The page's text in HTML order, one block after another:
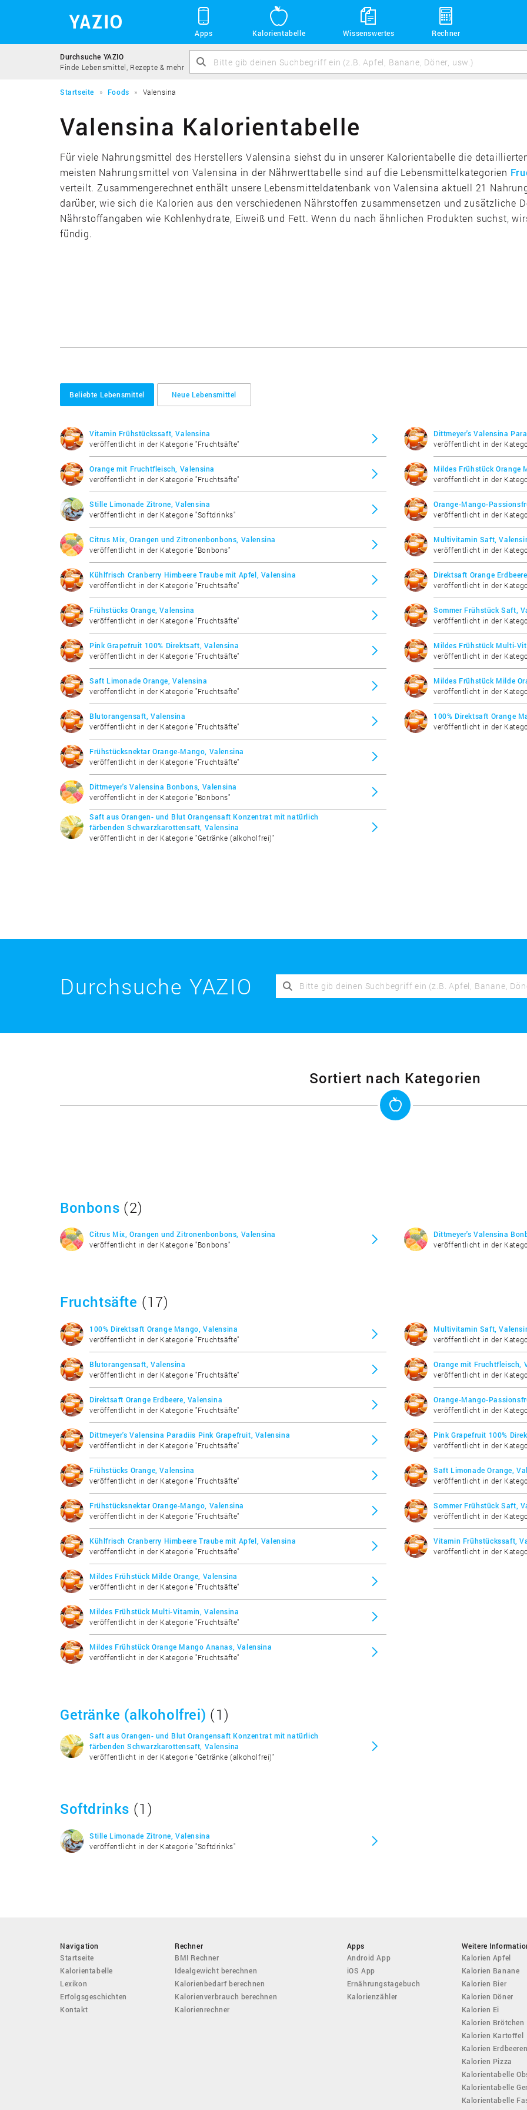
Apps Kalorientabelle Wissenswertes Rechner
Durchsuche YAZIO
Finde Lebensmittel, Rezepte & mehr
Startseite Foods Valensina
Valensina Kalorientabelle
Für viele Nahrungsmittel des Herstellers Valensina siehst du in unserer Kalorientabelle die
meisten Nahrungsmittel von Valensina in der Nährwerttabelle sind auf die Lebensmittelkategorien
verteilt. Zusammengerechnet enthält unsere Lebensmitteldatenbank von Valensina aktuell 21
darüber, wie sich die Kalorien aus den verschiedenen Nährstoffen zusammensetzen und zusätzliche
Nährstoffangaben wie Kohlenhydrate, Eiweiß und Fett. Wenn du nach ähnlichen Produkten suchst,
fündig.
Beliebte Lebensmittel Neue Lebensmittel
Vitamin Frühstückssaft, Valensina
veröffentlicht in der Kategorie "Fruchtsäfte"
Orange mit Fruchtfleisch, Valensina
veröffentlicht in der Kategorie "Fruchtsäfte"
Stille Limonade Zitrone, Valensina
veröffentlicht in der Kategorie "Softdrinks"
Citrus Mix, Orangen und Zitronenbonbons, Valensina
veröffentlicht in der Kategorie "Bonbons"
Kühlfrisch Cranberry Himbeere Traube mit Apfel, Valensina
veröffentlicht in der Kategorie "Fruchtsäfte"
Frühstücks Orange, Valensina
veröffentlicht in der Kategorie "Fruchtsäfte"
Pink Grapefruit 100% Direktsaft, Valensina
veröffentlicht in der Kategorie "Fruchtsäfte"
Saft Limonade Orange, Valensina
veröffentlicht in der Kategorie "Fruchtsäfte"
Blutorangensaft, Valensina
veröffentlicht in der Kategorie "Fruchtsäfte"
Frühstücksnektar Orange-Mango, Valensina
veröffentlicht in der Kategorie "Fruchtsäfte"
Dittmeyer's Valensina Bonbons, Valensina
veröffentlicht in der Kategorie "Bonbons"
Saft aus Orangen- und Blut Orangensaft Konzentrat mit natürlich
färbenden Schwarzkarottensaft, Valensina
veröffentlicht in der Kategorie "Getränke (alkoholfrei)"
Dittmeyer's Valensina
veröffentlicht in der
Mildes Frühstück Orange
veröffentlicht in der
Orange-Mango-
veröffentlicht in der
Multivitamin Saft,
veröffentlicht in der
Direktsaft Orange
veröffentlicht in der
Sommer Frühstück Saft,
veröffentlicht in der
Mildes Frühstück Multi-
veröffentlicht in der
Mildes Frühstück Milde
veröffentlicht in der
100% Direktsaft Orange
veröffentlicht in der
Durchsuche YAZIO
Sortiert nach Kategorien
Bonbons (2)
Citrus Mix, Orangen und Zitronenbonbons, Valensina
veröffentlicht in der Kategorie "Bonbons"
Dittmeyer's Valensina
veröffentlicht in der
Fruchtsäfte (17)
100% Direktsaft Orange Mango, Valensina
veröffentlicht in der Kategorie "Fruchtsäfte"
Blutorangensaft, Valensina
veröffentlicht in der Kategorie "Fruchtsäfte"
Direktsaft Orange Erdbeere, Valensina
veröffentlicht in der Kategorie "Fruchtsäfte"
Dittmeyer's Valensina Paradiis Pink Grapefruit, Valensina
veröffentlicht in der Kategorie "Fruchtsäfte"
Frühstücks Orange, Valensina
veröffentlicht in der Kategorie "Fruchtsäfte"
Frühstücksnektar Orange-Mango, Valensina
veröffentlicht in der Kategorie "Fruchtsäfte"
Kühlfrisch Cranberry Himbeere Traube mit Apfel, Valensina
veröffentlicht in der Kategorie "Fruchtsäfte"
Mildes Frühstück Milde Orange, Valensina
veröffentlicht in der Kategorie "Fruchtsäfte"
Mildes Frühstück Multi-Vitamin, Valensina
veröffentlicht in der Kategorie "Fruchtsäfte"
Mildes Frühstück Orange Mango Ananas, Valensina
veröffentlicht in der Kategorie "Fruchtsäfte"
Multivitamin Saft,
veröffentlicht in der
Orange mit Fruchtfleisch,
veröffentlicht in der
Orange-Mango-
veröffentlicht in der
Pink Grapefruit 100%
veröffentlicht in der
Saft Limonade Orange,
veröffentlicht in der
Sommer Frühstück Saft,
veröffentlicht in der
Vitamin Frühstückssaft,
veröffentlicht in der
Getränke (alkoholfrei) (1)
Saft aus Orangen- und Blut Orangensaft Konzentrat mit natürlich
färbenden Schwarzkarottensaft, Valensina
veröffentlicht in der Kategorie "Getränke (alkoholfrei)"
Softdrinks (1)
Stille Limonade Zitrone, Valensina
veröffentlicht in der Kategorie "Softdrinks"
Navigation
Startseite
Kalorientabelle
Lexikon
Erfolgsgeschichten
Kontakt
Rechner
BMI Rechner
Idealgewicht berechnen
Kalorienbedarf berechnen
Kalorienverbrauch berechnen
Kalorienrechner
Apps
Android App
iOS App
Ernährungstagebuch
Kalorienzähler
Weitere
Kalorien Apfel
Kalorien Banane
Kalorien Bier
Kalorien Döner
Kalorien Ei
Kalorien Brötchen
Kalorien Kartoffel
Kalorien Erdbeeren
Kalorien Pizza
Kalorientabelle
Kalorientabelle
Kalorientabelle